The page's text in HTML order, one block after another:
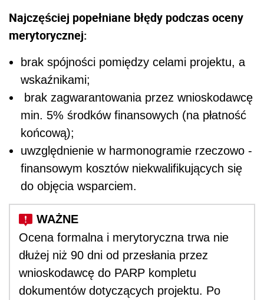
Najczęściej popełniane błędy podczas oceny
merytorycznej:
brak spójności pomiędzy celami projektu, a
wskaźnikami;
brak zagwarantowania przez wnioskodawcę
min. 5% środków finansowych (na płatność
końcową);
uwzględnienie w harmonogramie rzeczowo -
finansowym kosztów niekwalifikujących się
do objęcia wsparciem.
Ocena formalna i merytoryczna trwa nie
dłużej niż 90 dni od przesłania przez
wnioskodawcę do PARP kompletu
dokumentów dotyczących projektu. Po